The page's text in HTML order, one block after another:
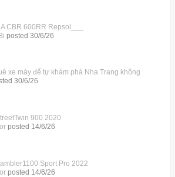
CBR 600RR Repsol___
posted 30/6/26
xe máy để tự khám phá Nha Trang không
30/6/26
900 2020
posted 14/6/26
Sport Pro 2022
posted 14/6/26